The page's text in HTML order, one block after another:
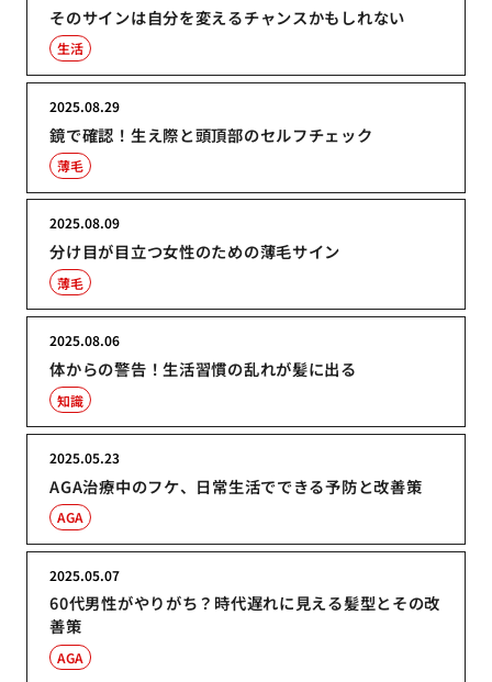
そのサインは自分を変えるチャンスかもしれない
生活
鏡で確認！生え際と頭頂部のセルフチェック
2025.08.29
薄毛
分け目が目立つ女性のための薄毛サイン
2025.08.09
薄毛
体からの警告！生活習慣の乱れが髪に出る
2025.08.06
知識
AGA治療中のフケ、日常生活でできる予防と改善策
2025.05.23
AGA
60代男性がやりがち？時代遅れに見える髪型とその改
善策
2025.05.07
AGA